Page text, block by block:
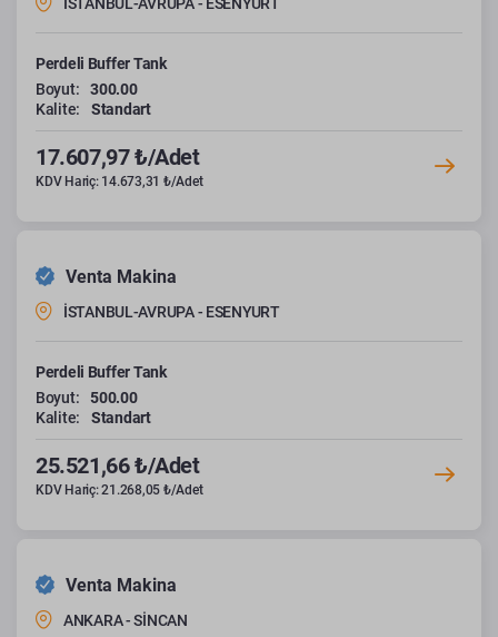
Perdeli Buffer Tank
Boyut:
300.00
Kalite:
Standart
17.607,97 ₺/Adet
KDV Hariç: 14.673,31 ₺/Adet
Venta Makina
İSTANBUL-AVRUPA - ESENYURT
Perdeli Buffer Tank
Boyut:
500.00
Kalite:
Standart
25.521,66 ₺/Adet
KDV Hariç: 21.268,05 ₺/Adet
Venta Makina
ANKARA - SİNCAN